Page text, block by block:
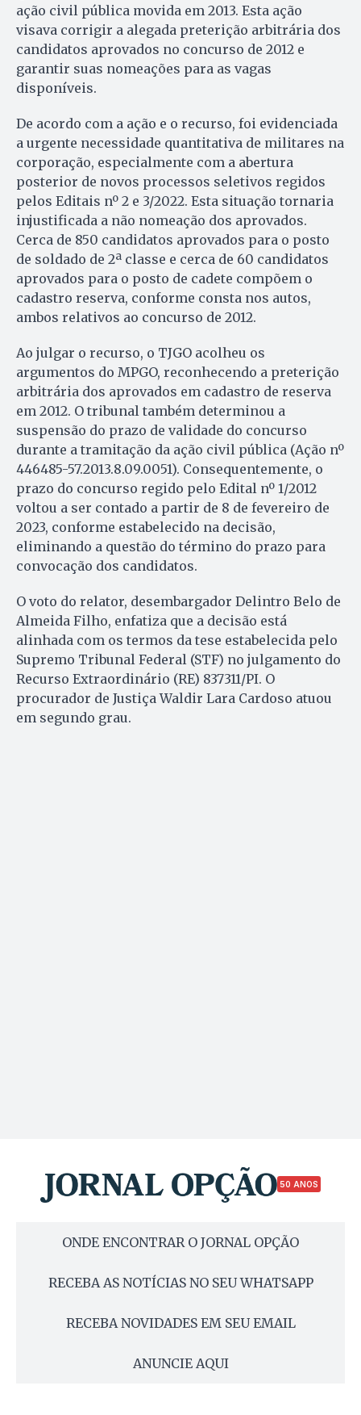
ação civil pública movida em 2013. Esta ação
visava corrigir a alegada preterição arbitrária dos
candidatos aprovados no concurso de 2012 e
garantir suas nomeações para as vagas
disponíveis.
De acordo com a ação e o recurso, foi evidenciada
a urgente necessidade quantitativa de militares na
corporação, especialmente com a abertura
posterior de novos processos seletivos regidos
pelos Editais nº 2 e 3/2022. Esta situação tornaria
injustificada a não nomeação dos aprovados.
Cerca de 850 candidatos aprovados para o posto
de soldado de 2ª classe e cerca de 60 candidatos
aprovados para o posto de cadete compõem o
cadastro reserva, conforme consta nos autos,
ambos relativos ao concurso de 2012.
Ao julgar o recurso, o TJGO acolheu os
argumentos do MPGO, reconhecendo a preterição
arbitrária dos aprovados em cadastro de reserva
em 2012. O tribunal também determinou a
suspensão do prazo de validade do concurso
durante a tramitação da ação civil pública (Ação nº
446485-57.2013.8.09.0051). Consequentemente, o
prazo do concurso regido pelo Edital nº 1/2012
voltou a ser contado a partir de 8 de fevereiro de
2023, conforme estabelecido na decisão,
eliminando a questão do término do prazo para
convocação dos candidatos.
O voto do relator, desembargador Delintro Belo de
Almeida Filho, enfatiza que a decisão está
alinhada com os termos da tese estabelecida pelo
Supremo Tribunal Federal (STF) no julgamento do
Recurso Extraordinário (RE) 837311/PI. O
procurador de Justiça Waldir Lara Cardoso atuou
em segundo grau.
50 ANOS
ONDE ENCONTRAR O JORNAL OPÇÃO
RECEBA AS NOTÍCIAS NO SEU WHATSAPP
RECEBA NOVIDADES EM SEU EMAIL
ANUNCIE AQUI